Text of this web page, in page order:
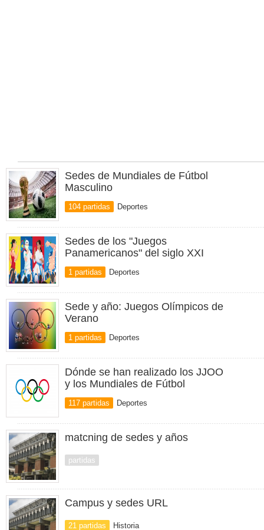
Sedes de Mundiales de Fútbol
Masculino
104 partidas Deportes
Sedes de los "Juegos
Panamericanos" del siglo XXI
1 partidas Deportes
Sede y año: Juegos Olímpicos de
Verano
1 partidas Deportes
Dónde se han realizado los JJOO
y los Mundiales de Fútbol
117 partidas Deportes
matcning de sedes y años
partidas
Campus y sedes URL
21 partidas Historia